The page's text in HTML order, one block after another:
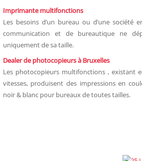
Imprimante multifonctions
Les besoins d’un bureau ou d’une société
communication et de bureautique ne
uniquement de sa taille.
Dealer de photocopieurs à Bruxelles
Les photocopieurs multifonctions , existant
vitesses, produisent des impressions en
noir & blanc pour bureaux de toutes tailles.